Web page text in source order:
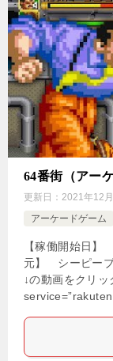
64番街（アー
更新日： 2021年12
アーケードゲーム
【稼働開始日
元】 シーピー
↓の動画をクリ